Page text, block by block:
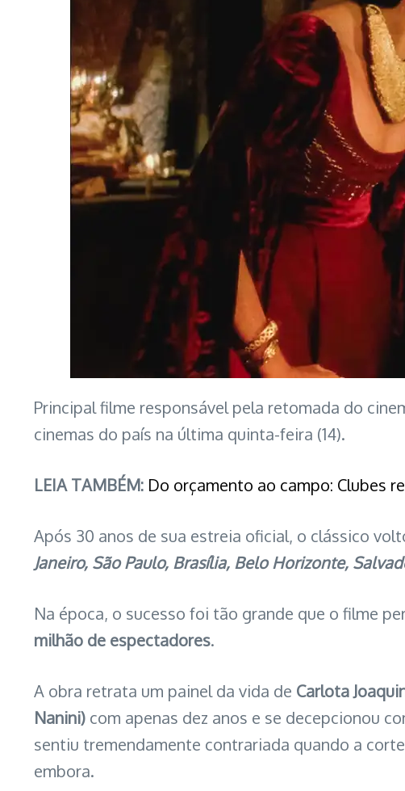
Principal filme responsável pela retomada do
cinemas do país na última quinta-feira (14).
LEIA TAMBÉM: Do orçamento ao campo: Clubes
Após 30 anos de sua estreia oficial, o clássico
Janeiro, São Paulo, Brasília, Belo Horizonte,
Na época, o sucesso foi tão grande que o filme
milhão de espectadores.
A obra retrata um painel da vida de Carlota
Nanini) com apenas dez anos e se decepcionou
sentiu tremendamente contrariada quando a
embora.